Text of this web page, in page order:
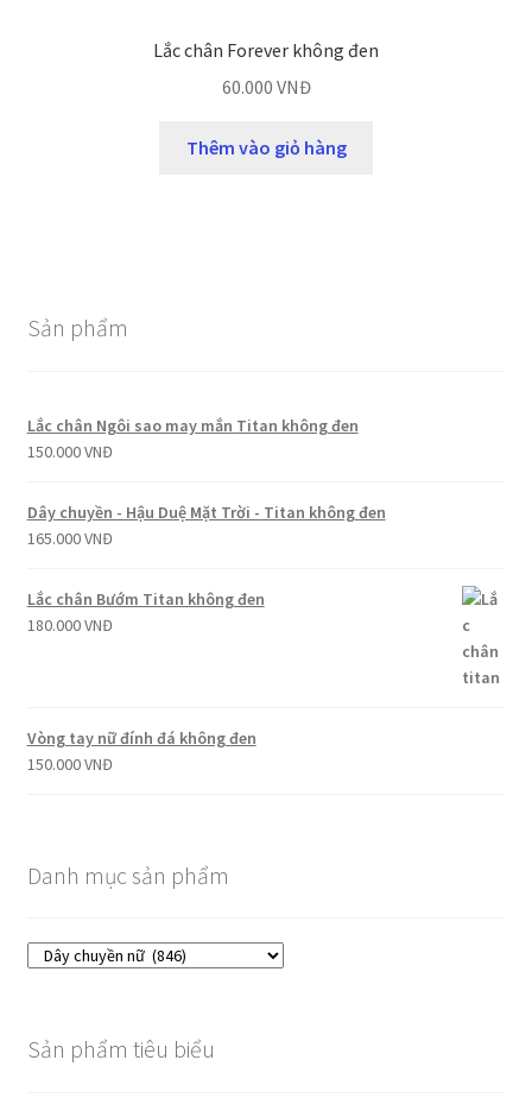
Lắc chân Forever không đen
60.000 VNĐ
Thêm vào giỏ hàng
Sản phẩm
Lắc chân Ngôi sao may mắn Titan không đen
150.000VNĐ
Dây chuyền - Hậu Duệ Mặt Trời - Titan không đen
165.000VNĐ
Lắc chân Bướm Titan không đen
180.000VNĐ
Vòng tay nữ đính đá không đen
150.000VNĐ
Danh mục sản phẩm
Sản phẩm tiêu biểu